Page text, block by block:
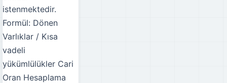
istenmektedir.
Formül: Dönen
Varlıklar / Kısa
vadeli
yükümlülükler Cari
Oran Hesaplama